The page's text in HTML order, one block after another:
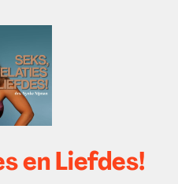
en Liefdes!